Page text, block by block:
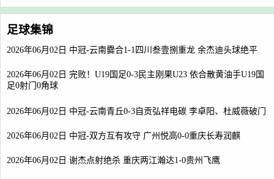
足球集锦
2026年06月02日 中冠-云南爨合1-1四川叁壹捌重龙 余杰迪头球绝平
2026年06月02日 完败！U19国足0-3民主刚果U23 依合散黄油手U19国
足0射门0角球
2026年06月02日 中冠-云南青丘0-3自贡弘祥电碳 李卓阳、杜威薇破门
2026年06月02日 中冠-双方互有攻守 广州悦高0-0重庆长寿润麒
2026年06月02日 谢杰点射绝杀 重庆两江瀚达1-0贵州飞鹰